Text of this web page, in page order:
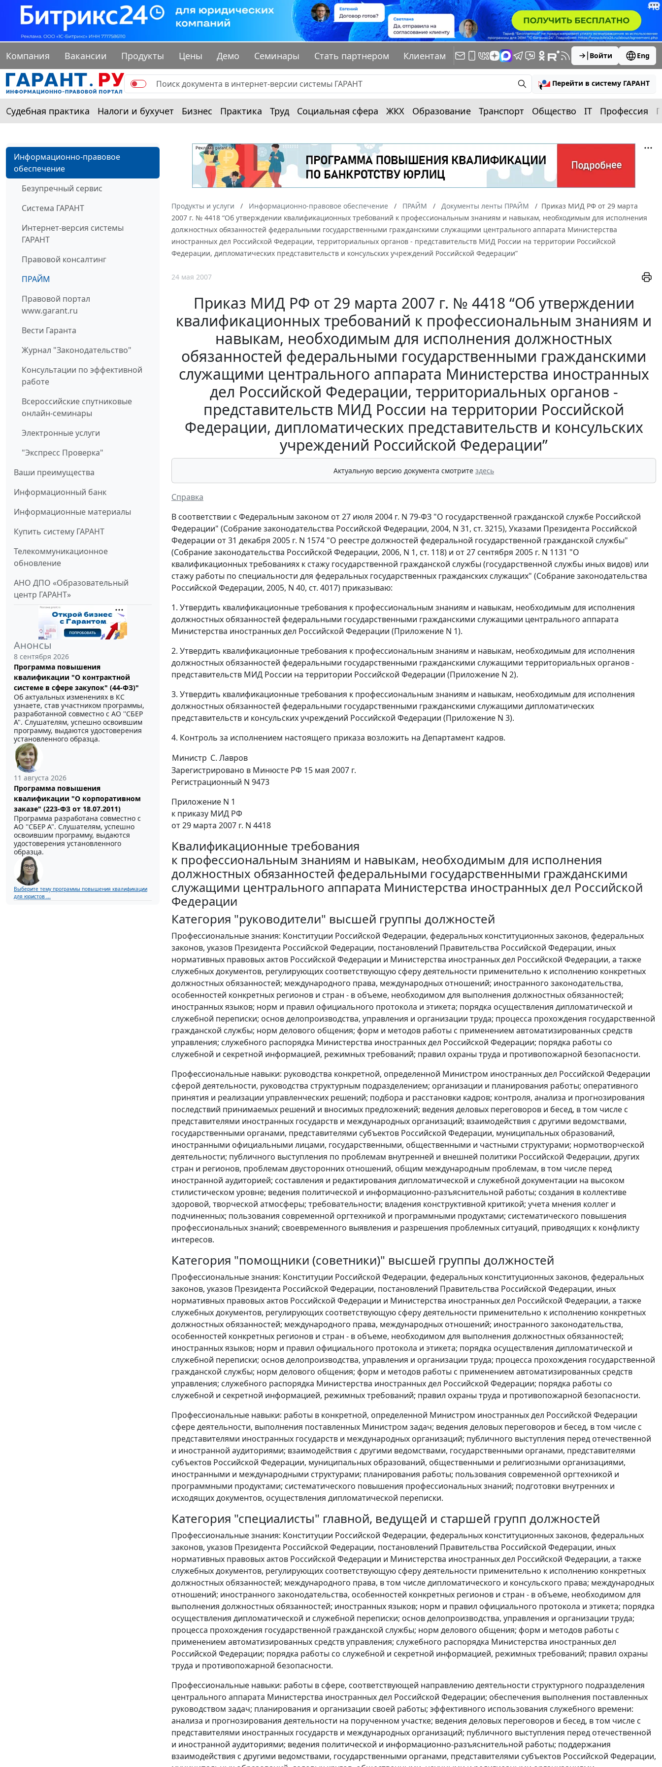
Компания Вакансии Продукты Цены Демо Семинары Стать партнером Клиентам Войти Eng
Перейти в систему ГАРАНТ
Судебная практика Налоги и бухучет Бизнес Практика Труд Социальная сфера ЖКХ Образование Транспорт Общество IT Профессия
Информационно-правовое
обеспечение
Безупречный сервис
Система ГАРАНТ
Интернет-версия системы
ГАРАНТ
Правовой консалтинг
ПРАЙМ
Правовой портал
www.garant.ru
Вести Гаранта
Журнал "Законодательство"
Консультации по эффективной
работе
Всероссийские спутниковые
онлайн-семинары
Электронные услуги
"Экспресс Проверка"
Ваши преимущества
Информационный банк
Информационные материалы
Купить систему ГАРАНТ
Телекоммуникационное
обновление
АНО ДПО «Образовательный
центр ГАРАНТ»
Анонсы
8 сентября 2026
Программа повышения
квалификации "О контрактной
системе в сфере закупок" (44-ФЗ)"
Об актуальных изменениях в КС
узнаете, став участником программы,
разработанной совместно с АО ''СБЕР
А". Слушателям, успешно освоившим
программу, выдаются удостоверения
установленного образца.
11 августа 2026
Программа повышения
квалификации "О корпоративном
заказе" (223-ФЗ от 18.07.2011)
Программа разработана совместно с
АО ''СБЕР А". Слушателям, успешно
освоившим программу, выдаются
удостоверения установленного
образца.
Выберите тему программы повышения квалификации
для юристов ...
Продукты и услуги Информационно-правовое обеспечение ПРАЙМ Документы ленты ПРАЙМ
Приказ МИД РФ от 29 марта
2007 г. № 4418 “Об утверждении квалификационных требований к профессиональным знаниям и навыкам, необходимым для исполнения
должностных обязанностей федеральными государственными гражданскими служащими центрального аппарата Министерства
иностранных дел Российской Федерации, территориальных органов - представительств МИД России на территории Российской
Федерации, дипломатических представительств и консульских учреждений Российской Федерации”
24 мая 2007
Приказ МИД РФ от 29 марта 2007 г. № 4418 “Об утверждении
квалификационных требований к профессиональным знаниям и
навыкам, необходимым для исполнения должностных
обязанностей федеральными государственными гражданскими
служащими центрального аппарата Министерства иностранных
дел Российской Федерации, территориальных органов -
представительств МИД России на территории Российской
Федерации, дипломатических представительств и консульских
учреждений Российской Федерации”
Актуальную версию документа смотрите здесь
Справка
В соответствии с Федеральным законом от 27 июля 2004 г. N 79-ФЗ "О государственной гражданской службе Российской
Федерации" (Собрание законодательства Российской Федерации, 2004, N 31, ст. 3215), Указами Президента Российской
Федерации от 31 декабря 2005 г. N 1574 "О реестре должностей федеральной государственной гражданской службы"
(Собрание законодательства Российской Федерации, 2006, N 1, ст. 118) и от 27 сентября 2005 г. N 1131 "О
квалификационных требованиях к стажу государственной гражданской службы (государственной службы иных видов) или
стажу работы по специальности для федеральных государственных гражданских служащих" (Собрание законодательства
Российской Федерации, 2005, N 40, ст. 4017) приказываю:
1. Утвердить квалификационные требования к профессиональным знаниям и навыкам, необходимым для исполнения
должностных обязанностей федеральными государственными гражданскими служащими центрального аппарата
Министерства иностранных дел Российской Федерации (Приложение N 1).
2. Утвердить квалификационные требования к профессиональным знаниям и навыкам, необходимым для исполнения
должностных обязанностей федеральными государственными гражданскими служащими территориальных органов -
представительств МИД России на территории Российской Федерации (Приложение N 2).
3. Утвердить квалификационные требования к профессиональным знаниям и навыкам, необходимым для исполнения
должностных обязанностей федеральными государственными гражданскими служащими дипломатических
представительств и консульских учреждений Российской Федерации (Приложение N 3).
4. Контроль за исполнением настоящего приказа возложить на Департамент кадров.
Министр С. Лавров
Зарегистрировано в Минюсте РФ 15 мая 2007 г.
Регистрационный N 9473
Приложение N 1
к приказу МИД РФ
от 29 марта 2007 г. N 4418
Квалификационные требования
к профессиональным знаниям и навыкам, необходимым для исполнения
должностных обязанностей федеральными государственными гражданскими
служащими центрального аппарата Министерства иностранных дел Российской
Федерации
Категория "руководители" высшей группы должностей
Профессиональные знания: Конституции Российской Федерации, федеральных конституционных законов, федеральных
законов, указов Президента Российской Федерации, постановлений Правительства Российской Федерации, иных
нормативных правовых актов Российской Федерации и Министерства иностранных дел Российской Федерации, а также
служебных документов, регулирующих соответствующую сферу деятельности применительно к исполнению конкретных
должностных обязанностей; международного права, международных отношений; иностранного законодательства,
особенностей конкретных регионов и стран - в объеме, необходимом для выполнения должностных обязанностей;
иностранных языков; норм и правил официального протокола и этикета; порядка осуществления дипломатической и
служебной переписки; основ делопроизводства, управления и организации труда; процесса прохождения государственной
гражданской службы; норм делового общения; форм и методов работы с применением автоматизированных средств
управления; служебного распорядка Министерства иностранных дел Российской Федерации; порядка работы со
служебной и секретной информацией, режимных требований; правил охраны труда и противопожарной безопасности.
Профессиональные навыки: руководства конкретной, определенной Министром иностранных дел Российской Федерации
сферой деятельности, руководства структурным подразделением; организации и планирования работы; оперативного
принятия и реализации управленческих решений; подбора и расстановки кадров; контроля, анализа и прогнозирования
последствий принимаемых решений и вносимых предложений; ведения деловых переговоров и бесед, в том числе с
представителями иностранных государств и международных организаций; взаимодействия с другими ведомствами,
государственными органами, представителями субъектов Российской Федерации, муниципальных образований,
иностранными официальными лицами, государственными, общественными и частными структурами; нормотворческой
деятельности; публичного выступления по проблемам внутренней и внешней политики Российской Федерации, других
стран и регионов, проблемам двусторонних отношений, общим международным проблемам, в том числе перед
иностранной аудиторией; составления и редактирования дипломатической и служебной документации на высоком
стилистическом уровне; ведения политической и информационно-разъяснительной работы; создания в коллективе
здоровой, творческой атмосферы; требовательности; владения конструктивной критикой; учета мнения коллег и
подчиненных; пользования современной оргтехникой и программными продуктами; систематического повышения
профессиональных знаний; своевременного выявления и разрешения проблемных ситуаций, приводящих к конфликту
интересов.
Категория "помощники (советники)" высшей группы должностей
Профессиональные знания: Конституции Российской Федерации, федеральных конституционных законов, федеральных
законов, указов Президента Российской Федерации, постановлений Правительства Российской Федерации, иных
нормативных правовых актов Российской Федерации и Министерства иностранных дел Российской Федерации, а также
служебных документов, регулирующих соответствующую сферу деятельности применительно к исполнению конкретных
должностных обязанностей; международного права, международных отношений; иностранного законодательства,
особенностей конкретных регионов и стран - в объеме, необходимом для выполнения должностных обязанностей;
иностранных языков; норм и правил официального протокола и этикета; порядка осуществления дипломатической и
служебной переписки; основ делопроизводства, управления и организации труда; процесса прохождения государственной
гражданской службы; норм делового общения; форм и методов работы с применением автоматизированных средств
управления; служебного распорядка Министерства иностранных дел Российской Федерации; порядка работы со
служебной и секретной информацией, режимных требований; правил охраны труда и противопожарной безопасности.
Профессиональные навыки: работы в конкретной, определенной Министром иностранных дел Российской Федерации
сфере деятельности, выполнения поставленных Министром задач; ведения деловых переговоров и бесед, в том числе с
представителями иностранных государств и международных организаций; публичного выступления перед отечественной
и иностранной аудиториями; взаимодействия с другими ведомствами, государственными органами, представителями
субъектов Российской Федерации, муниципальных образований, общественными и религиозными организациями,
иностранными и международными структурами; планирования работы; пользования современной оргтехникой и
программными продуктами; систематического повышения профессиональных знаний; подготовки внутренних и
исходящих документов, осуществления дипломатической переписки.
Категория "специалисты" главной, ведущей и старшей групп должностей
Профессиональные знания: Конституции Российской Федерации, федеральных конституционных законов, федеральных
законов, указов Президента Российской Федерации, постановлений Правительства Российской Федерации, иных
нормативных правовых актов Российской Федерации и Министерства иностранных дел Российской Федерации, а также
служебных документов, регулирующих соответствующую сферу деятельности применительно к исполнению конкретных
должностных обязанностей; международного права, в том числе дипломатического и консульского права; международных
отношений; иностранного законодательства, особенностей конкретных регионов и стран - в объеме, необходимом для
выполнения должностных обязанностей; иностранных языков; норм и правил официального протокола и этикета; порядка
осуществления дипломатической и служебной переписки; основ делопроизводства, управления и организации труда;
процесса прохождения государственной гражданской службы; норм делового общения; форм и методов работы с
применением автоматизированных средств управления; служебного распорядка Министерства иностранных дел
Российской Федерации; порядка работы со служебной и секретной информацией, режимных требований; правил охраны
труда и противопожарной безопасности.
Профессиональные навыки: работы в сфере, соответствующей направлению деятельности структурного подразделения
центрального аппарата Министерства иностранных дел Российской Федерации; обеспечения выполнения поставленных
руководством задач; планирования и организации своей работы; эффективного использования служебного времени:
анализа и прогнозирования деятельности на порученном участке; ведения деловых переговоров и бесед, в том числе с
представителями иностранных государств и международных организаций; публичного выступления перед отечественной
и иностранной аудиториями; ведения политической и информационно-разъяснительной работы; поддержания
взаимодействия с другими ведомствами, государственными органами, представителями субъектов Российской Федерации,